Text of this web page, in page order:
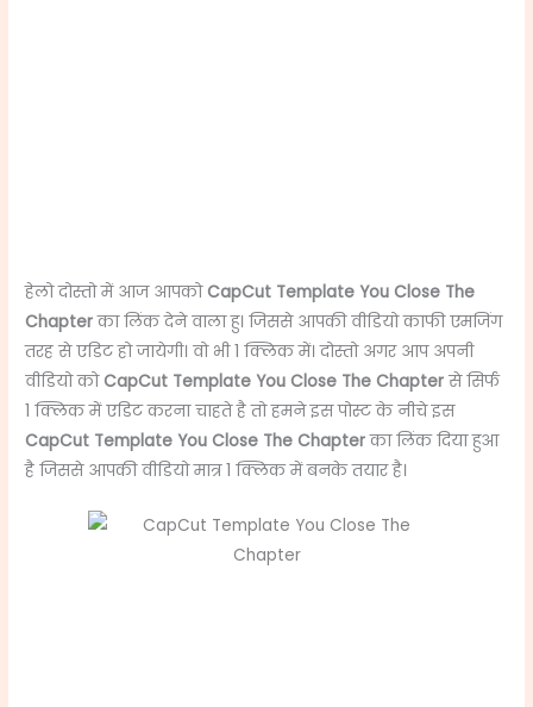
हेलो दोस्तो में आज आपको CapCut Template You Close The
Chapterका लिंक देने वाला हु। जिससे आपकी वीडियो काफी एमजिंग
तरह से एडिट हो जायेगी। वो भी 1 क्लिक में। दोस्तो अगर आप अपनी
वीडियो को CapCut Template You Close The Chapter से सिर्फ
1 क्लिक में एडिट करना चाहते है तो हमने इस पोस्ट के नीचे इस
CapCut Template You Close The Chapterका लिंक दिया हुआ
है जिससे आपकी वीडियो मात्र 1 क्लिक में बनके तयार है।